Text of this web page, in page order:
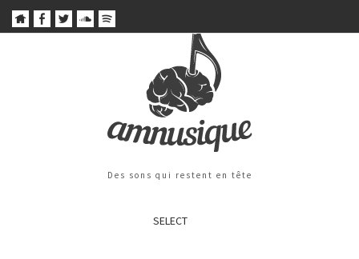
Des sons qui restent en tête
SELECT